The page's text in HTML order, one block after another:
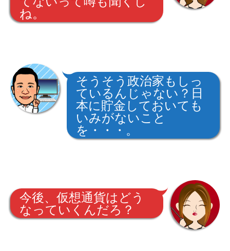
ね。
そうそう政治家もしっ
ているんじゃない？日
本に貯金しておいても
いみがないこと
を・・・。
今後、仮想通貨はどう
なっていくんだろ？